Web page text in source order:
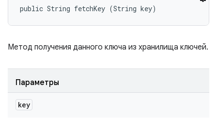
public String fetchKey (String key)
Метод получения данного ключа из хранилища ключей.
Параметры
key